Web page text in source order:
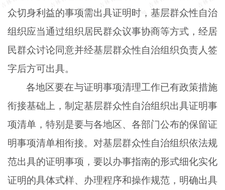
众切身利益的事项需出具证明时，基层群众性自治
组织应当通过组织居民群众议事协商等方式，经居
民群众讨论同意并经基层群众性自治组织负责人签
字后方可出具。
各地区要在与证明事项清理工作已有政策措施
衔接基础上，制定基层群众性自治组织出具证明事
项清单，特别是要与各地区、各部门公布的保留证
明事项清单相衔接。对基层群众性自治组织依法规
范出具的证明事项，要以办事指南的形式细化实化
证明的具体式样、办理程序和操作规范，明确出具